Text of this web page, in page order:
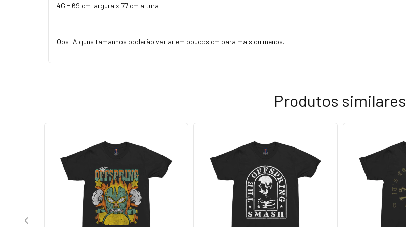
4G = 69 cm largura x 77 cm altura
Obs: Alguns tamanhos poderão variar em poucos cm para mais ou menos.
Produtos similares